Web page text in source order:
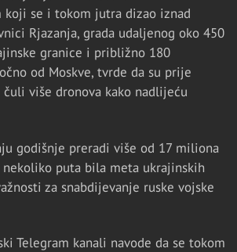
koji se i tokom jutra dizao iznad
Rjazanja, grada udaljenog oko 450
granice i približno 180
od Moskve, tvrde da su prije
više dronova kako nadlijeću
godišnje preradi više od 17 miliona
puta bila meta ukrajinskih
za snabdijevanje ruske vojske
Telegram kanali navode da se tokom